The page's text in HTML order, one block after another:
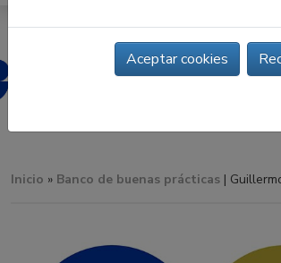
Inicio » Banco de buenas prácticas |
Aceptar cookies